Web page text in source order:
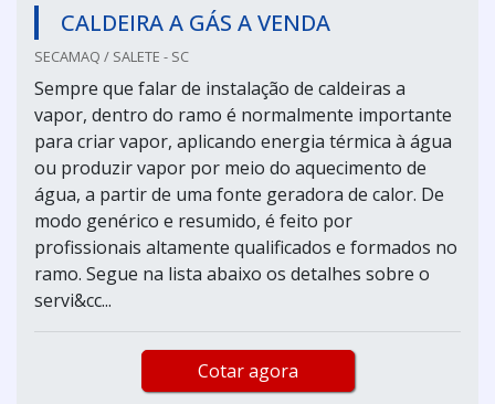
CALDEIRA A GÁS A VENDA
SECAMAQ / SALETE - SC
Sempre que falar de instalação de caldeiras a
vapor, dentro do ramo é normalmente importante
para criar vapor, aplicando energia térmica à água
ou produzir vapor por meio do aquecimento de
água, a partir de uma fonte geradora de calor. De
modo genérico e resumido, é feito por
profissionais altamente qualificados e formados no
ramo. Segue na lista abaixo os detalhes sobre o
servi&cc...
Cotar agora